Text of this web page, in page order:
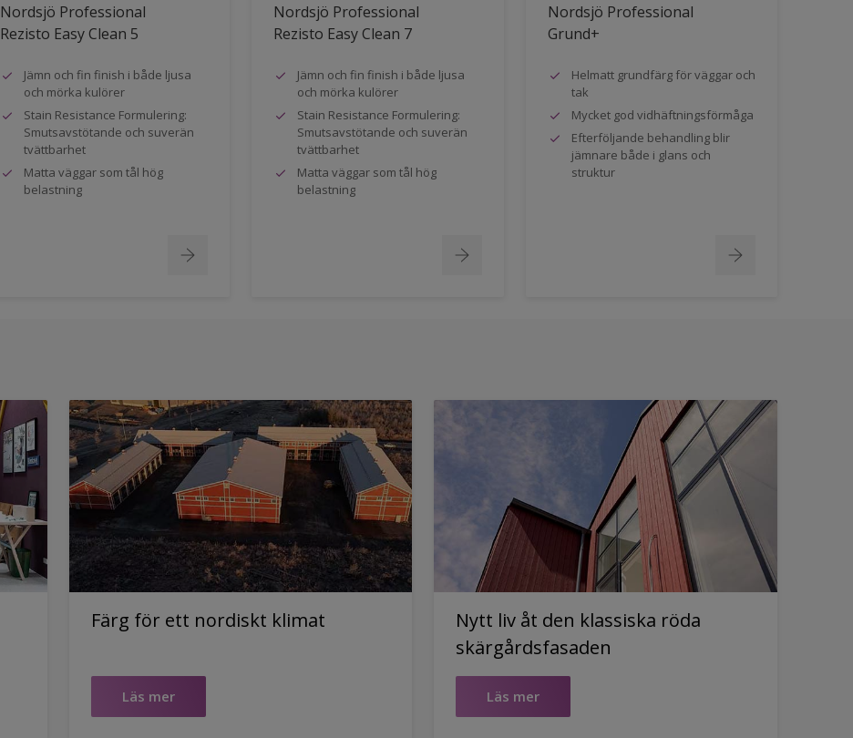
Nordsjö Professional
Rezisto Easy Clean 5
Jämn och fin finish i både ljusa
och mörka kulörer
Stain Resistance Formulering:
Smutsavstötande och suverän
tvättbarhet
Matta väggar som tål hög
belastning
Nordsjö Professional
Rezisto Easy Clean 7
Jämn och fin finish i både ljusa
och mörka kulörer
Stain Resistance Formulering:
Smutsavstötande och suverän
tvättbarhet
Matta väggar som tål hög
belastning
Nordsjö Professional
Grund+
Helmatt grundfärg för väggar och
tak
Mycket god vidhäftningsförmåga
Efterföljande behandling blir
jämnare både i glans och
struktur
Färg för ett nordiskt klimat
Läs mer
Nytt liv åt den klassiska röda
skärgårdsfasaden
Läs mer